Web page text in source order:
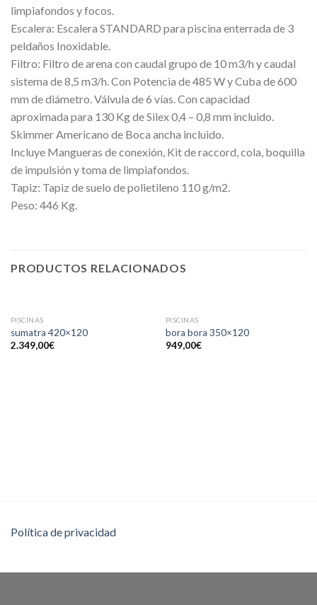
limpiafondos y focos.
Escalera: Escalera STANDARD para piscina enterrada de 3
peldaños Inoxidable.
Filtro: Filtro de arena con caudal grupo de 10 m3/h y caudal
sistema de 8,5 m3/h. Con Potencia de 485 W y Cuba de 600
mm de diámetro. Válvula de 6 vías. Con capacidad
aproximada para 130 Kg de Silex 0,4 – 0,8 mm incluido.
Skimmer Americano de Boca ancha incluido.
Incluye Mangueras de conexión, Kit de raccord, cola, boquilla
de impulsión y toma de limpiafondos.
Tapiz: Tapiz de suelo de polietileno 110 g/m2.
Peso: 446 Kg.
PRODUCTOS RELACIONADOS
PISCINAS
sumatra 420×120
2.349,00€
PISCINAS
bora bora 350×120
949,00€
Política de privacidad